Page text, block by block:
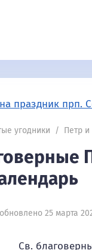
угодники / Петр
25 марта